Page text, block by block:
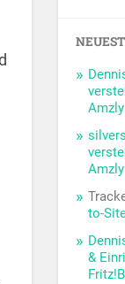
Amzly
Amzly
to-
&